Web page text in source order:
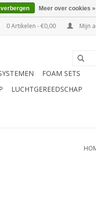
0 Artikelen - €0,00 Mijn
FOAM SETS
LUCHTGEREEDSCHAP
Meer over cookies »